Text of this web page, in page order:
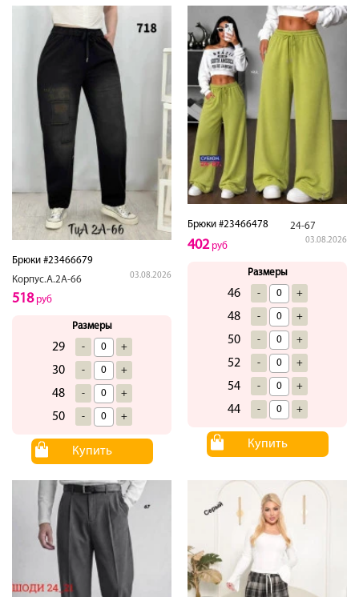
Брюки #23466679
Корпус.А.2А-66
03.08.2026
518руб
Размеры
29 - +
30 - +
48 - +
50 - +
Купить
Брюки #23466478 24-67
03.08.2026
402руб
Размеры
46 - +
48 - +
50 - +
52 - +
54 - +
44 - +
Купить